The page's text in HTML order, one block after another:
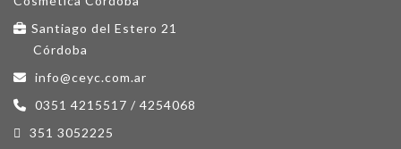
Santiago del Estero 21
Córdoba
info@ceyc.com.ar
0351 4215517 / 4254068
351 3052225